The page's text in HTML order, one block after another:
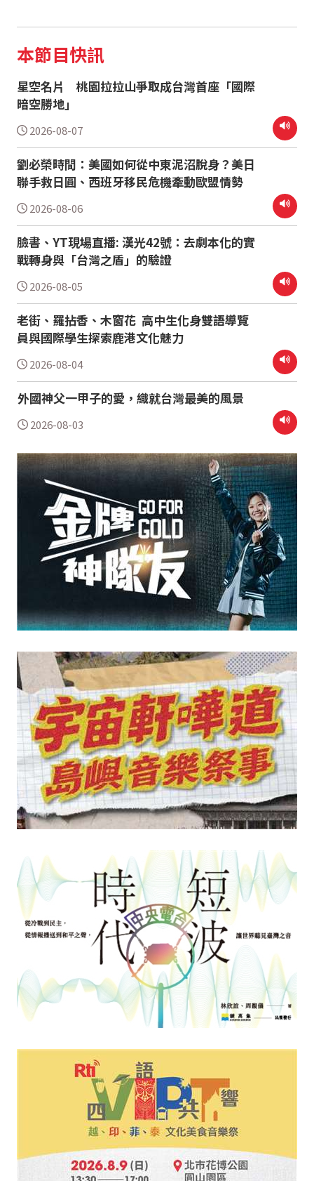
本節目快訊
星空名片 桃園拉拉山爭取成台灣首座「國際
暗空勝地」
2026-08-07
劉必榮時間：美國如何從中東泥沼脫身？美日
聯手救日圓、西班牙移民危機牽動歐盟情勢
2026-08-06
臉書、YT現場直播: 漢光42號：去劇本化的實
戰轉身與「台灣之盾」的驗證
2026-08-05
老街、羅拈香、木窗花 高中生化身雙語導覽
員與國際學生探索鹿港文化魅力
2026-08-04
外國神父一甲子的愛，織就台灣最美的風景
2026-08-03